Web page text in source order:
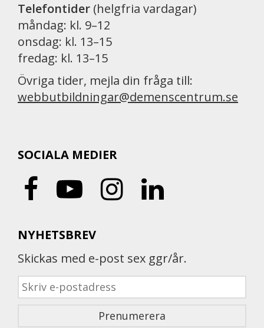
Telefontider (helgfria vardagar)
måndag: kl. 9–12
onsdag: kl. 13–15
fredag: kl. 13–15
Övriga tider, mejla din fråga till:
webbutbildningar@demenscentrum.se
SOCIALA MEDIER
NYHETSBREV
Skickas med e-post sex ggr/år.